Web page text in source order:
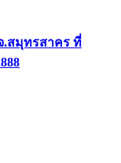
.สมุทรสาคร ที่